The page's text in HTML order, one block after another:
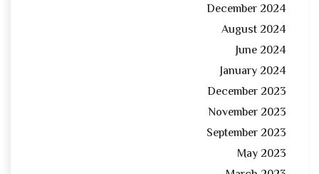
December 2024
August 2024
June 2024
January 2024
December 2023
November 2023
September 2023
May 2023